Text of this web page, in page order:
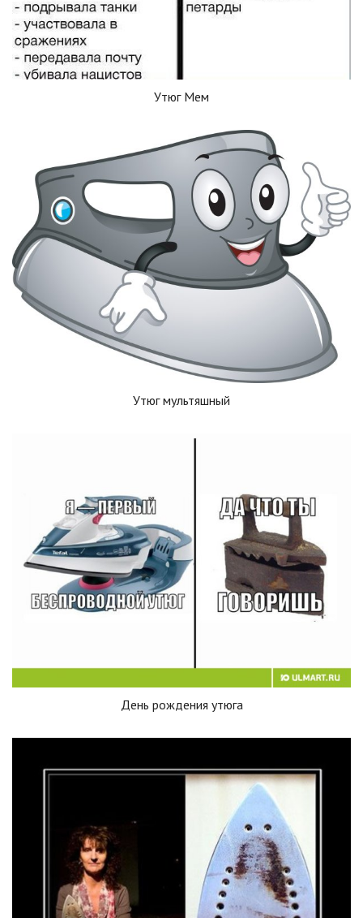
Утюг Мем
Утюг мультяшный
День рождения утюга